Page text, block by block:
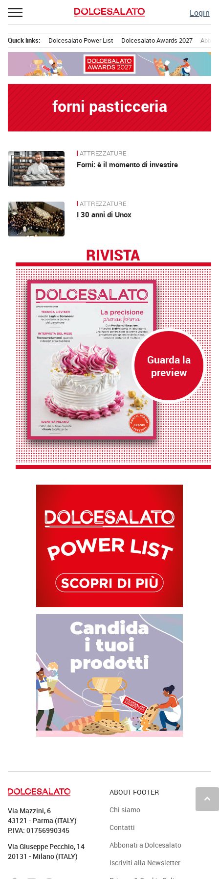
Passa
al
Login
principale
Quick links: Dolcesalato Power List Dolcesalato Awards 2027
forni pasticceria
News ATTREZZATURE
Forni: è il momento di investire
ATTREZZATURE
I 30 anni di Unox
RIVISTA
keyboard_arrow_up
Via Mazzini, 6
43121 - Parma (ITALY)
P.IVA: 01756990345
Via Giuseppe Pecchio, 14
20131 - Milano (ITALY)
ABOUT FOOTER
Chi siamo
Contatti
Abbonati a Dolcesalato
Iscriviti alla Newsletter